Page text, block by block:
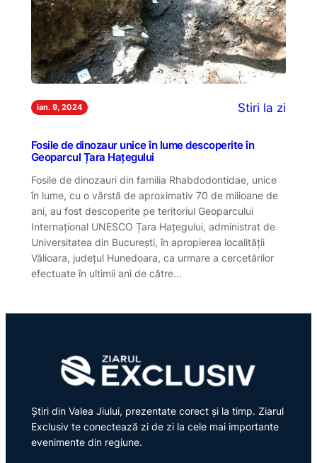
ian. 9, 2024 Stiri la zi
Fosile de dinozaur unice în lume descoperite în
Geoparcul Țara Hațegului
Fosile de dinozauri din familia Rhabdodontidae, unice
în lume, cu o vârstă de aproximativ 70 de milioane de
ani, au fost descoperite pe teritoriul Geoparcului
Internațional UNESCO Țara Hațegului, administrat de
Universitatea din București, în apropierea localității
Vălioara, județul Hunedoara, ca urmare a cercetărilor
efectuate în ultimii ani de către…
Știri din Valea Jiului, prezentate corect și la timp. Ziarul
Exclusiv te conectează zi de zi la cele mai importante
evenimente din regiune.